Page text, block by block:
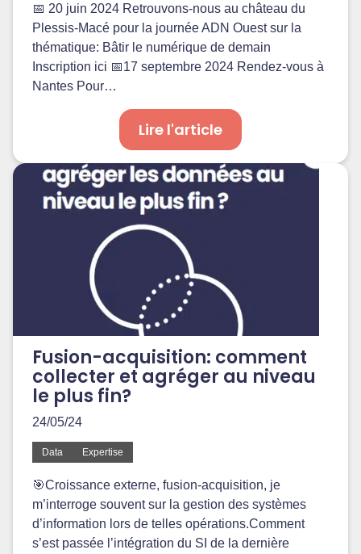
📅 20 juin 2024 Retrouvons-nous au château du
Plessis-Macé pour la journée ADN Ouest sur la
thématique: Bâtir le numérique de demain
Inscription ici 📅17 septembre 2024 Rendez-vous à
Nantes Pour…
Lire l'article
Fusion-acquisition: comment
collecter et agréger au niveau
le plus fin?
24/05/24
Data Expertise
🎯Croissance externe, fusion-acquisition, je
m’interroge souvent sur la gestion des systèmes
d’information lors de telles opérations.Comment
s’est passée l’intégration du SI de la dernière